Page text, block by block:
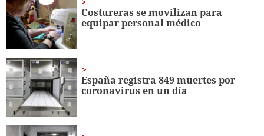
minute,
56
seconds
Costureras se movilizan para
equipar personal médico
España registra 849 muertes por
coronavirus en un día